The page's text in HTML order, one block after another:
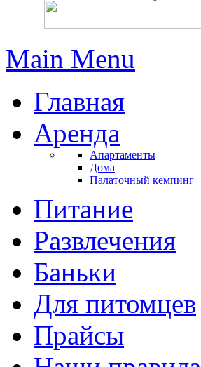
Main Menu
Главная
Аренда
Апартаменты
Дома
Палаточный кемпинг
Питание
Развлечения
Баньки
Для питомцев
Прайсы